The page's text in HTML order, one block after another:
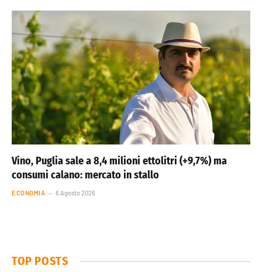
Vino, Puglia sale a 8,4 milioni ettolitri (+9,7%) ma
consumi calano: mercato in stallo
ECONOMIA 6 Agosto 2026
TOP POSTS